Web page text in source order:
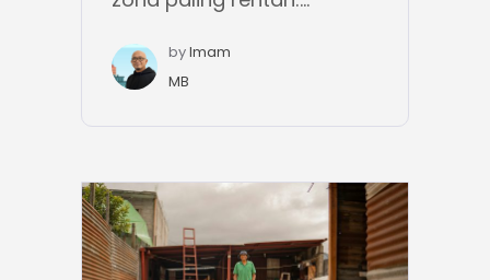
byImam
MB